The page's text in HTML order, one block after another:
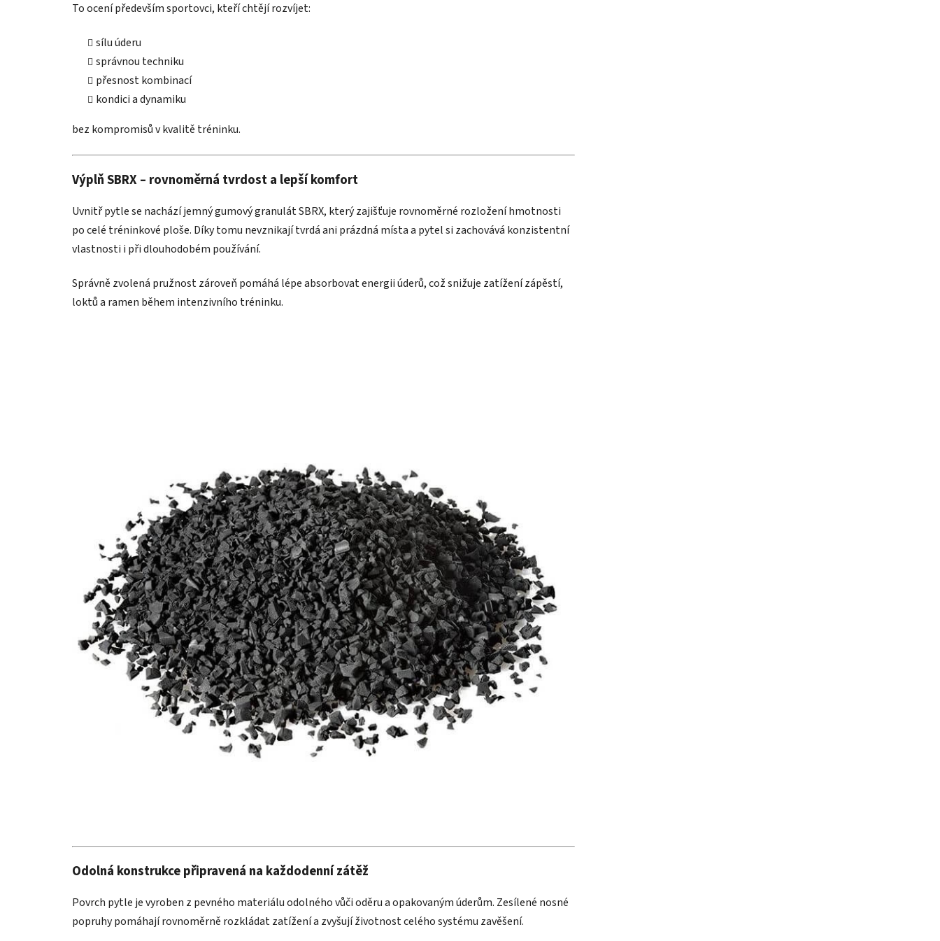
To ocení především sportovci, kteří chtějí rozvíjet:
sílu úderu
správnou techniku
přesnost kombinací
kondici a dynamiku
bez kompromisů v kvalitě tréninku.
Výplň SBRX – rovnoměrná tvrdost a lepší komfort
Uvnitř pytle se nachází jemný gumový granulát SBRX, který zajišťuje rovnoměrné rozložení hmotnosti
po celé tréninkové ploše. Díky tomu nevznikají tvrdá ani prázdná místa a pytel si zachovává konzistentní
vlastnosti i při dlouhodobém používání.
Správně zvolená pružnost zároveň pomáhá lépe absorbovat energii úderů, což snižuje zatížení zápěstí,
loktů a ramen během intenzivního tréninku.
Odolná konstrukce připravená na každodenní zátěž
Povrch pytle je vyroben z pevného materiálu odolného vůči oděru a opakovaným úderům. Zesílené nosné
popruhy pomáhají rovnoměrně rozkládat zatížení a zvyšují životnost celého systému zavěšení.